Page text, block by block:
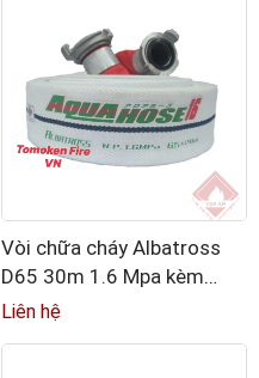
Vòi chữa cháy Albatross
D65 30m 1.6 Mpa kèm
khớp nối Nhôm tiêu chuẩn
Liên hệ